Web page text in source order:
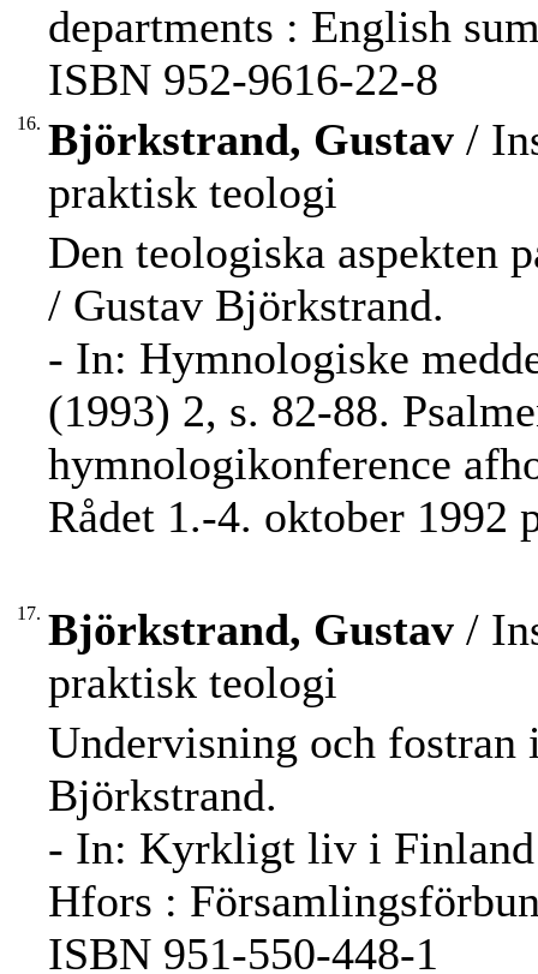
departments : English
ISBN 952-9616-22-8
16. Björkstrand, Gustav /
praktisk teologi
Den teologiska aspekten
/ Gustav Björkstrand.
- In: Hymnologiske
(1993) 2, s. 82-88.
hymnologikonference
Rådet 1.-4. oktober 1992
17. Björkstrand, Gustav /
praktisk teologi
Undervisning och fostran
Björkstrand.
- In: Kyrkligt liv i Finland
Hfors :
ISBN 951-550-448-1